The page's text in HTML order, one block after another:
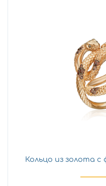
Кольцо из золота